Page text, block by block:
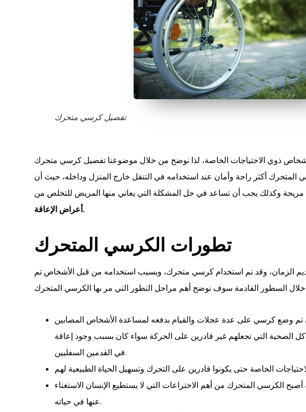
تفصيل كرسي متحرك
ذوي الاحتياجات الخاصة، لذا نوضح من خلال موضوعنا تفصيل كرسي متحرك
المتحرك أكثر راحة وأمان عند استخدامه في التنقل خارج المنزل وداخله، حيث أن
وكذلك يجب أن تساعد في حل المشكلة التي يعاني منها المريض للتخلص من
أعراض الإعاقة.
تطورات الكرسي المتحرك
الزمان، وقد تم استخدام كرسي متحرك، وبسبب استخدامه من قبل الأشخاص تم
تم وضع كرسي على عدة عجلات والقيام بدفعه لمساعدة الأشخاص المصابين
الصحية التي تجعلهم غير قادرين على الحركة سواء كان بسبب وجود إعاقة
في القدمين السفليين.
أصبح الكرسي المتحرك من أهم الاختراعات التي لا يستطيع الإنسان الاستغناء
عنها في حياته.